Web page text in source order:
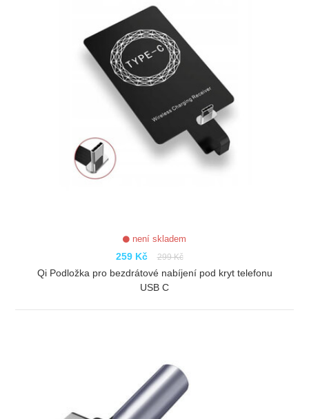
není skladem
259 Kč 299 Kč
Qi Podložka pro bezdrátové nabíjení pod kryt telefonu
USB C